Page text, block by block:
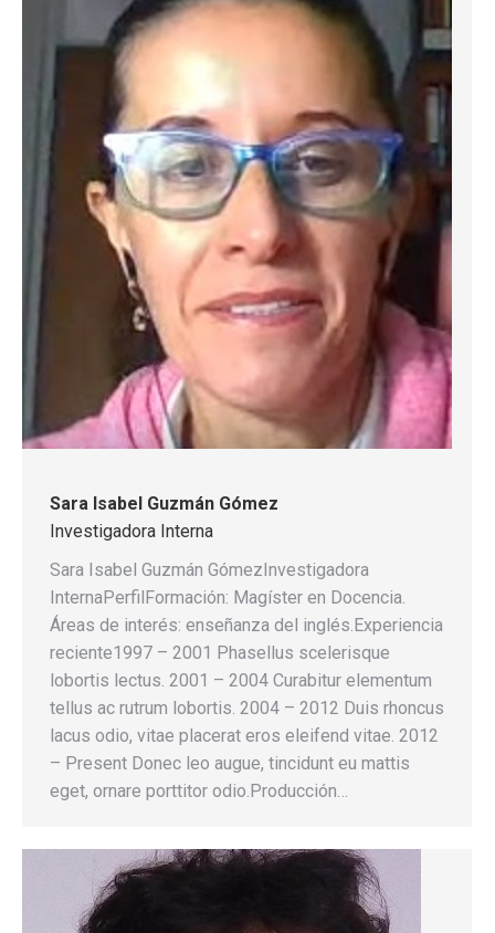
Sara Isabel Guzmán Gómez
Investigadora Interna
Sara Isabel Guzmán GómezInvestigadora
InternaPerfilFormación: Magíster en Docencia.
Áreas de interés: enseñanza del inglés.Experiencia
reciente1997 – 2001 Phasellus scelerisque
lobortis lectus. 2001 – 2004 Curabitur elementum
tellus ac rutrum lobortis. 2004 – 2012 Duis rhoncus
lacus odio, vitae placerat eros eleifend vitae. 2012
– Present Donec leo augue, tincidunt eu mattis
eget, ornare porttitor odio.Producción…